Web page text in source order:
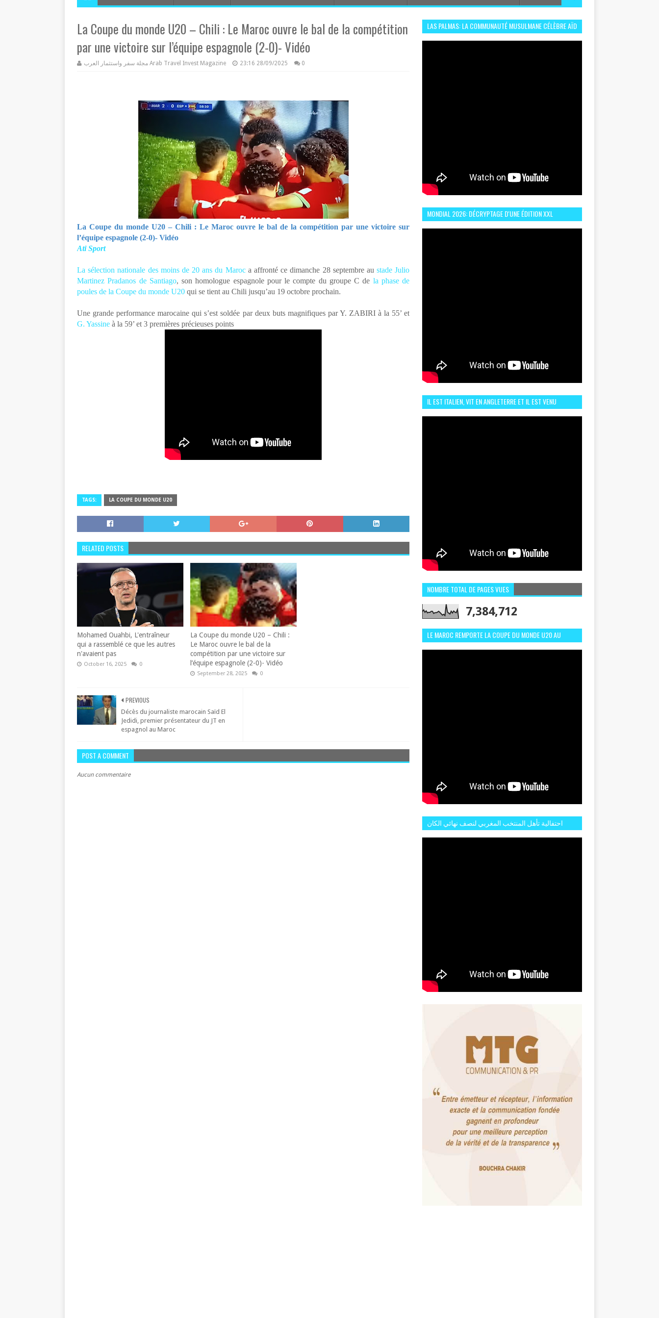
La Coupe du monde U20 – Chili : Le Maroc ouvre le bal de la compétition
par une victoire sur l’équipe espagnole (2-0)- Vidéo
مجلة سفر واستثمار العرب Arab Travel Invest Magazine 23:16 28/09/2025 0
La Coupe du monde U20 – Chili : Le Maroc ouvre le bal de la compétition par une victoire sur
l’équipe espagnole (2-0)- Vidéo
Ati Sport
La sélection nationale des moins de 20 ans du Maroca affronté ce dimanche 28 septembre austade Julio
Martinez Pradanos de Santiago, son homologue espagnole pour le compte du groupe C de la phase de
poules de la Coupe du monde U20 qui se tient au Chili jusqu’au 19 octobre prochain.
Une grande performance marocaine qui s’est soldée par deux buts magnifiques par Y. ZABIRI à la 55’ et
G. Yassine à la 59’ et 3 premières précieuses points
TAGS: LA COUPE DU MONDE U20
RELATED POSTS
Mohamed Ouahbi, L'entraîneur
qui a rassemblé ce que les autres
n'avaient pas
October 16, 2025 0
La Coupe du monde U20 – Chili :
Le Maroc ouvre le bal de la
compétition par une victoire sur
l’équipe espagnole (2-0)- Vidéo
September 28, 2025 0
PREVIOUS
Décès du journaliste marocain Saïd El
Jedidi, premier présentateur du JT en
espagnol au Maroc
POST A COMMENT
Aucun commentaire
LAS PALMAS: LA COMMUNAUTÉ MUSULMANE CÉLÈBRE AÏD
MONDIAL 2026: DÉCRYPTAGE D'UNE ÉDITION XXL
IL EST ITALIEN, VIT EN ANGLETERRE ET IL EST VENU
NOMBRE TOTAL DE PAGES VUES
7,384,712
LE MAROC REMPORTE LA COUPE DU MONDE U20 AU
احتفالية تأهل المنتخب المغربي لنصف نهائي الكان